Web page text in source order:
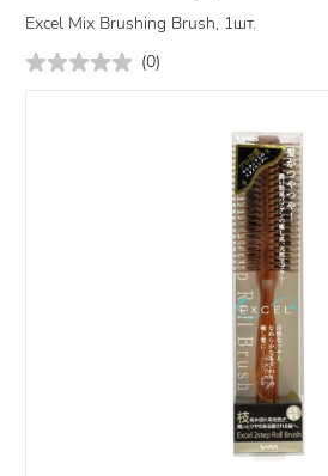
Excel Mix Brushing Brush, 1шт.
(0)